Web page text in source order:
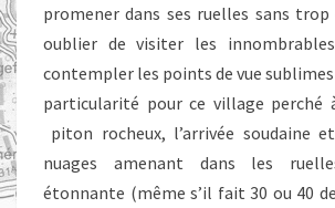
promener dans ses ruelles sans trop
oublier de visiter les
contempler les points de vue sublimes
particularité pour ce village perché
piton rocheux, l’arrivée soudaine
nuages amenant dans les
étonnante (même s’il fait 30 ou 40